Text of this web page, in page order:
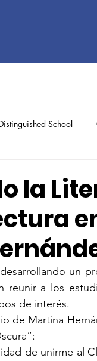
School
la
un
reunir a los
de interés.
de Martina
de unirme al